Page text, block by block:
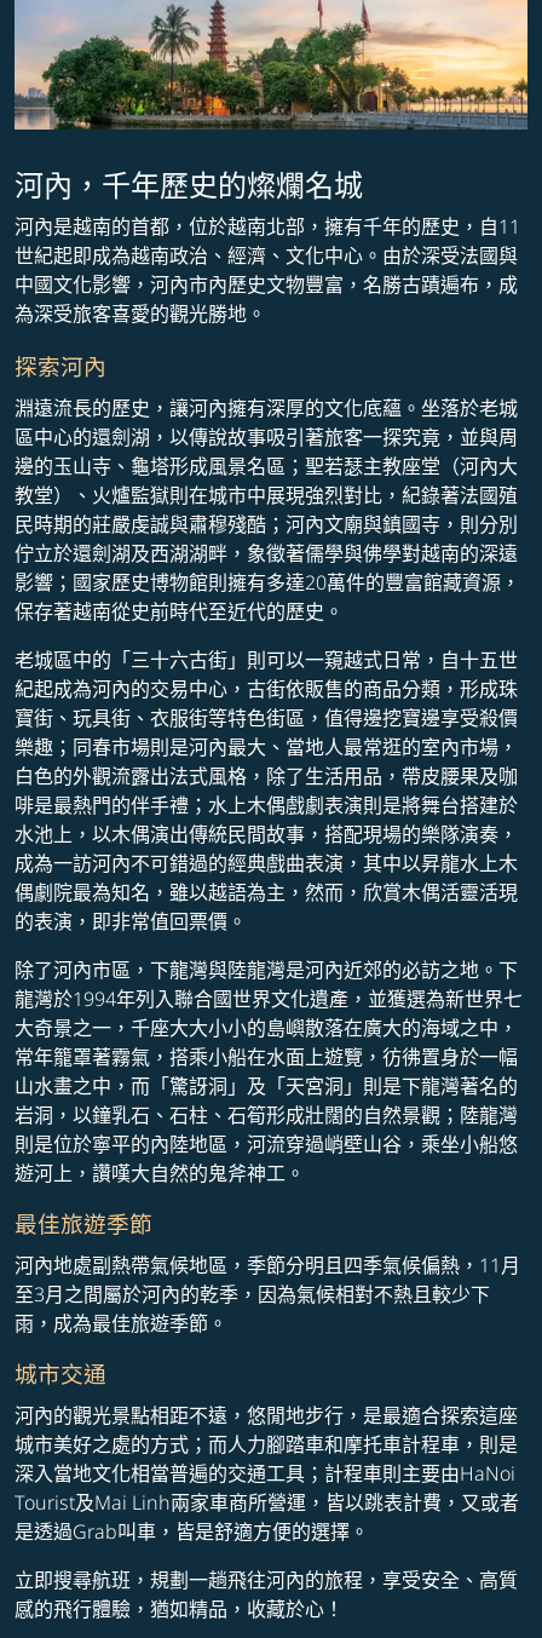
河內，千年歷史的燦爛名城
河內是越南的首都，位於越南北部，擁有千年的歷史，自11
世紀起即成為越南政治、經濟、文化中心。由於深受法國與
中國文化影響，河內市內歷史文物豐富，名勝古蹟遍布，成
為深受旅客喜愛的觀光勝地。
探索河內
淵遠流長的歷史，讓河內擁有深厚的文化底蘊。坐落於老城
區中心的還劍湖，以傳說故事吸引著旅客一探究竟，並與周
邊的玉山寺、龜塔形成風景名區；聖若瑟主教座堂（河內大
教堂）、火爐監獄則在城市中展現強烈對比，紀錄著法國殖
民時期的莊嚴虔誠與肅穆殘酷；河內文廟與鎮國寺，則分別
佇立於還劍湖及西湖湖畔，象徵著儒學與佛學對越南的深遠
影響；國家歷史博物館則擁有多達20萬件的豐富館藏資源，
保存著越南從史前時代至近代的歷史。
老城區中的「三十六古街」則可以一窺越式日常，自十五世
紀起成為河內的交易中心，古街依販售的商品分類，形成珠
寶街、玩具街、衣服街等特色街區，值得邊挖寶邊享受殺價
樂趣；同春市場則是河內最大、當地人最常逛的室內市場，
白色的外觀流露出法式風格，除了生活用品，帶皮腰果及咖
啡是最熱門的伴手禮；水上木偶戲劇表演則是將舞台搭建於
水池上，以木偶演出傳統民間故事，搭配現場的樂隊演奏，
成為一訪河內不可錯過的經典戲曲表演，其中以昇龍水上木
偶劇院最為知名，雖以越語為主，然而，欣賞木偶活靈活現
的表演，即非常值回票價。
除了河內市區，下龍灣與陸龍灣是河內近郊的必訪之地。下
龍灣於1994年列入聯合國世界文化遺產，並獲選為新世界七
大奇景之一，千座大大小小的島嶼散落在廣大的海域之中，
常年籠罩著霧氣，搭乘小船在水面上遊覽，彷彿置身於一幅
山水畫之中，而「驚訝洞」及「天宮洞」則是下龍灣著名的
岩洞，以鐘乳石、石柱、石筍形成壯闊的自然景觀；陸龍灣
則是位於寧平的內陸地區，河流穿過峭壁山谷，乘坐小船悠
遊河上，讚嘆大自然的鬼斧神工。
最佳旅遊季節
河內地處副熱帶氣候地區，季節分明且四季氣候偏熱，11月
至3月之間屬於河內的乾季，因為氣候相對不熱且較少下
雨，成為最佳旅遊季節。
城市交通
河內的觀光景點相距不遠，悠閒地步行，是最適合探索這座
城市美好之處的方式；而人力腳踏車和摩托車計程車，則是
深入當地文化相當普遍的交通工具；計程車則主要由HaNoi
Tourist及Mai Linh兩家車商所營運，皆以跳表計費，又或者
是透過Grab叫車，皆是舒適方便的選擇。
立即搜尋航班，規劃一趟飛往河內的旅程，享受安全、高質
感的飛行體驗，猶如精品，收藏於心！